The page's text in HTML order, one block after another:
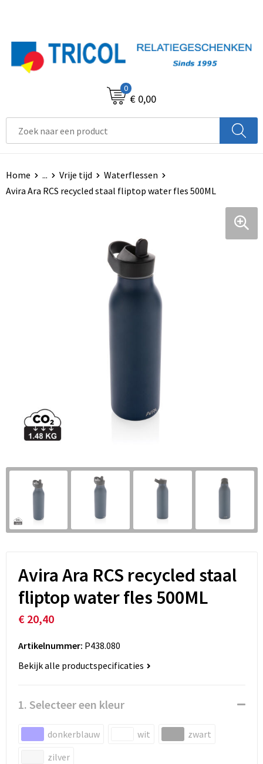
0
€ 0,00
Home ... Vrije tijd
Waterflessen
Avira Ara RCS recycled staal fliptop water fles 500ML
Avira Ara RCS recycled staal
fliptop water fles 500ML
€ 20,40
Artikelnummer: P438.080
Bekijk alle productspecificaties
1. Selecteer een kleur
donkerblauw wit
zwart
zilver